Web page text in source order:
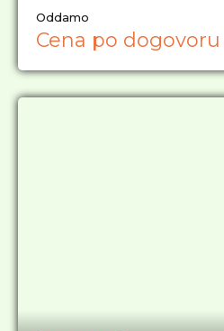
Oddamo
Cena po dogovoru